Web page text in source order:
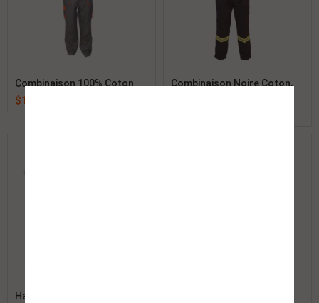
Combinaison 100% Coton
$1.00
Combinaison Noire Coton,
Harnais De Sécurité